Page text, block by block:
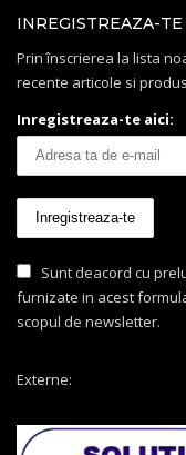
INREGISTREAZA-
Prin înscrierea la lista
recente articole si
Inregistreaza-te aici:
Sunt deacord cu
furnizate in acest
scopul de newsletter.
Externe: